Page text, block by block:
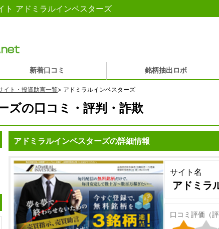
ト アドミラルインベスターズ
新着口コミ 銘柄抽出ロボ
イト・投資助言一覧> アドミラルインベスターズ
ズの口コミ・評判・詐欺
アドミラルインベスターズの詳細情報
サイト名
アドミラ
口コミ評価（